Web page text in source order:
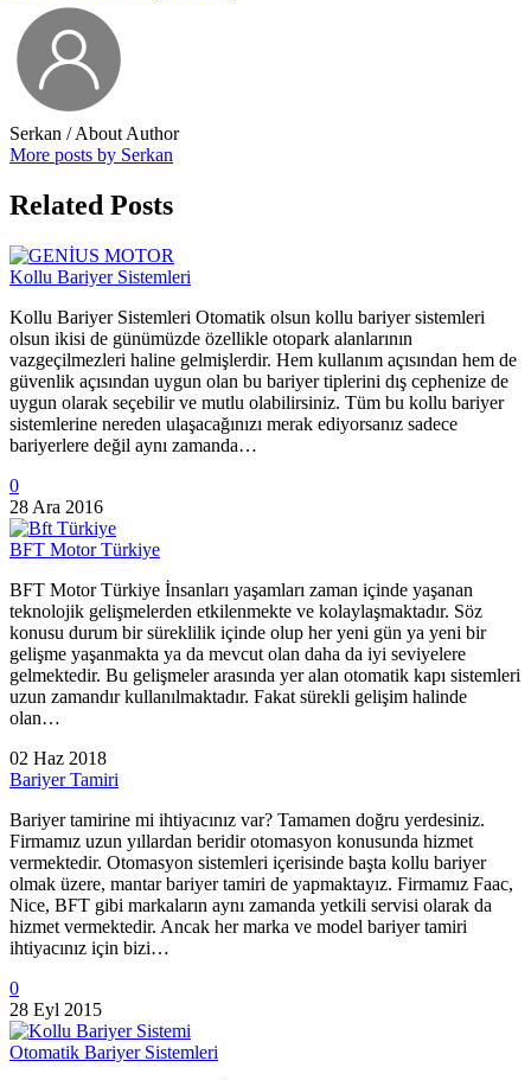
Serkan / About Author
More posts by Serkan
Related Posts
Kollu Bariyer Sistemleri
Kollu Bariyer Sistemleri Otomatik olsun kollu bariyer sistemleri
olsun ikisi de günümüzde özellikle otopark alanlarının
vazgeçilmezleri haline gelmişlerdir. Hem kullanım açısından hem de
güvenlik açısından uygun olan bu bariyer tiplerini dış cephenize de
uygun olarak seçebilir ve mutlu olabilirsiniz. Tüm bu kollu bariyer
sistemlerine nereden ulaşacağınızı merak ediyorsanız sadece
bariyerlere değil aynı zamanda…
0
28 Ara 2016
BFT Motor Türkiye
BFT Motor Türkiye İnsanları yaşamları zaman içinde yaşanan
teknolojik gelişmelerden etkilenmekte ve kolaylaşmaktadır. Söz
konusu durum bir süreklilik içinde olup her yeni gün ya yeni bir
gelişme yaşanmakta ya da mevcut olan daha da iyi seviyelere
gelmektedir. Bu gelişmeler arasında yer alan otomatik kapı sistemleri
uzun zamandır kullanılmaktadır. Fakat sürekli gelişim halinde
olan…
02 Haz 2018
Bariyer Tamiri
Bariyer tamirine mi ihtiyacınız var? Tamamen doğru yerdesiniz.
Firmamız uzun yıllardan beridir otomasyon konusunda hizmet
vermektedir. Otomasyon sistemleri içerisinde başta kollu bariyer
olmak üzere, mantar bariyer tamiri de yapmaktayız. Firmamız Faac,
Nice, BFT gibi markaların aynı zamanda yetkili servisi olarak da
hizmet vermektedir. Ancak her marka ve model bariyer tamiri
ihtiyacınız için bizi…
0
28 Eyl 2015
Otomatik Bariyer Sistemleri